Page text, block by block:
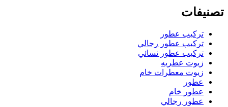
تصنيفات
تركيب عطور
تركيب عطور رجالي
تركيب عطور نسائي
زيوت عطريه
زيوت معطرات خام
عطور
عطور خام
عطور رجالي